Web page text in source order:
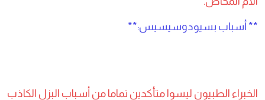
** أسباب بسيودوسيسيس:**
الخبراء الطبيون ليسوا متأكدين تماما من أسباب البزل الكاذب